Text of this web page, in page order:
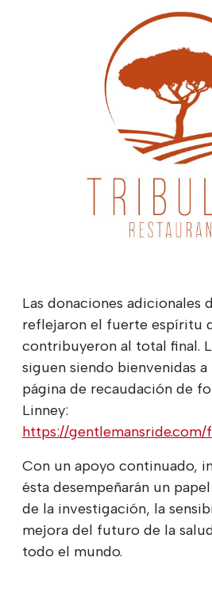
Las donaciones adicionales
reflejaron el fuerte espíritu
contribuyeron al total final.
siguen siendo bienvenidas
página de recaudación de
Linney:
https://
Con un apoyo continuado,
ésta desempeñarán un
de la investigación, la
mejora del futuro de la
todo el mundo.